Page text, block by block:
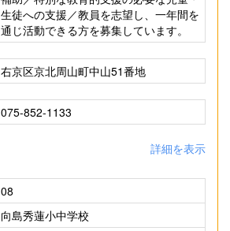
生徒への支援／教員を志望し、一年間を
通じ活動できる方を募集しています。
右京区京北周山町中山51番地
075-852-1133
詳細を表示
08
向島秀蓮小中学校